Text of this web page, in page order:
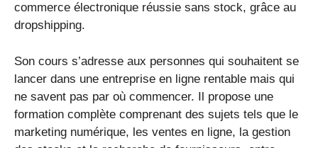
commerce électronique réussie sans stock, grâce au
dropshipping.
Son cours s’adresse aux personnes qui souhaitent se
lancer dans une entreprise en ligne rentable mais qui
ne savent pas par où commencer. Il propose une
formation complète comprenant des sujets tels que le
marketing numérique, les ventes en ligne, la gestion